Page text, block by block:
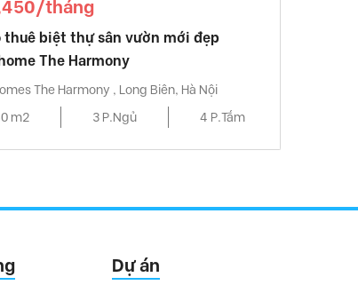
tháng
thuê biệt thự sân vườn mới đẹp
The Harmony
The Harmony , Long Biên, Hà Nội
m2
3 P.Ngủ 4 P.Tắm
Dự án